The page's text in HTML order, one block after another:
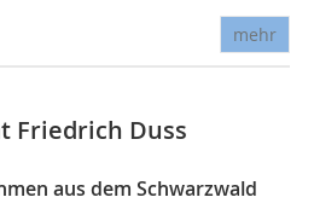
mehr
Friedrich Duss
aus dem Schwarzwald